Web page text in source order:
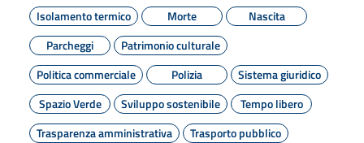
Isolamento termico
Morte
Nascita
Parcheggi
Patrimonio culturale
Politica commerciale
Polizia
Sistema giuridico
Spazio Verde
Sviluppo sostenibile
Tempo libero
Trasparenza amministrativa
Trasporto pubblico